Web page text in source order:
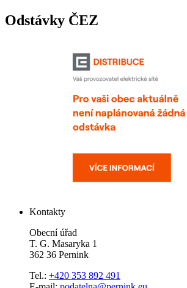
Odstávky ČEZ
Kontakty
Obecní úřad
T. G. Masaryka 1
362 36 Pernink
Tel.: +420 353 892 491